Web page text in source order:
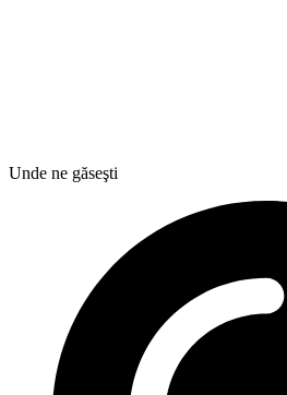
Unde ne găseşti